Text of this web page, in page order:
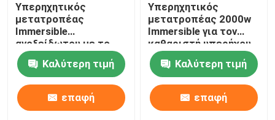
Υπερηχητικός
μετατροπέας
Immersible
ανοξείδωτου με το
υπερηχητικό πιάτο
δόνησηςΚαλύτερη τιμή
επαφή
Υπερηχητικός
μετατροπέας 2000w
Immersible για τον
καθαριστή υπερήχου
Καλύτερη τιμή
επαφή